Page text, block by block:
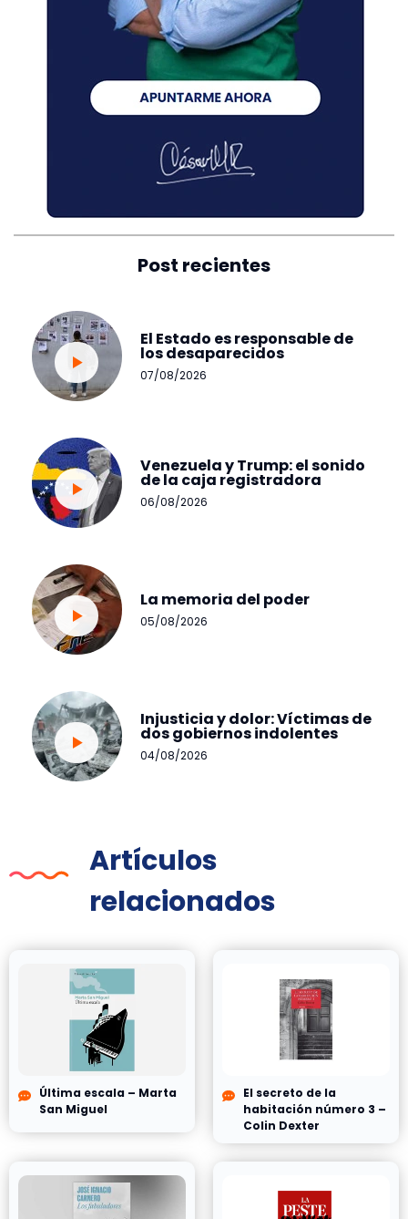
Post recientes
El Estado es responsable de
los desaparecidos
07/08/2026
Venezuela y Trump: el sonido
de la caja registradora
06/08/2026
La memoria del poder
05/08/2026
Injusticia y dolor: Víctimas de
dos gobiernos indolentes
04/08/2026
Artículos
relacionados
Última escala – Marta
San Miguel
El secreto de la
habitación número 3 –
Colin Dexter